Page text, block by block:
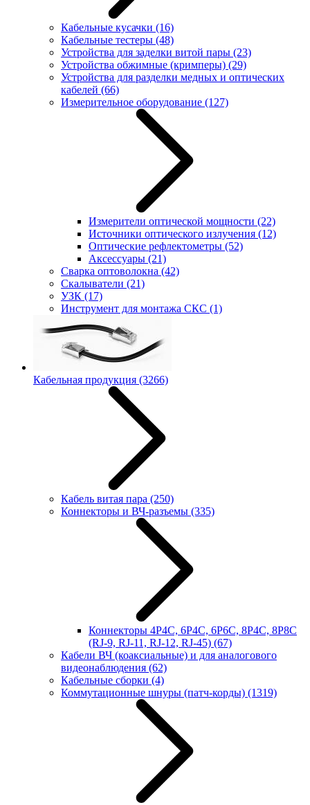
Кабельные кусачки (16)
Кабельные тестеры (48)
Устройства для заделки витой пары (23)
Устройства обжимные (кримперы) (29)
Устройства для разделки медных и оптических
кабелей (66)
Измерительное оборудование (127)
Измерители оптической мощности (22)
Источники оптического излучения (12)
Оптические рефлектометры (52)
Аксессуары (21)
Сварка оптоволокна (42)
Скалыватели (21)
УЗК (17)
Инструмент для монтажа СКС (1)
Кабельная продукция (3266)
Кабель витая пара (250)
Коннекторы и ВЧ-разъемы (335)
Коннекторы 4P4C, 6P4C, 6P6C, 8P4C, 8P8C
(RJ-9, RJ-11, RJ-12, RJ-45) (67)
Кабели ВЧ (коаксиальные) и для аналогового
видеонаблюдения (62)
Кабельные сборки (4)
Коммутационные шнуры (патч-корды) (1319)